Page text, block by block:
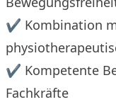
✔ Kombination
✔ Kompetente
Fachkräfte